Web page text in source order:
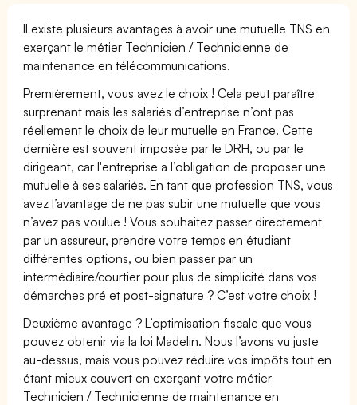
Il existe plusieurs avantages à avoir une mutuelle TNS en
exerçant le métier Technicien / Technicienne de
maintenance en télécommunications.
Premièrement, vous avez le choix ! Cela peut paraître
surprenant mais les salariés d’entreprise n’ont pas
réellement le choix de leur mutuelle en France. Cette
dernière est souvent imposée par le DRH, ou par le
dirigeant, car l'entreprise a l’obligation de proposer une
mutuelle à ses salariés. En tant que profession TNS, vous
avez l’avantage de ne pas subir une mutuelle que vous
n’avez pas voulue ! Vous souhaitez passer directement
par un assureur, prendre votre temps en étudiant
différentes options, ou bien passer par un
intermédiaire/courtier pour plus de simplicité dans vos
démarches pré et post-signature ? C’est votre choix !
Deuxième avantage ? L’optimisation fiscale que vous
pouvez obtenir via la loi Madelin. Nous l’avons vu juste
au-dessus, mais vous pouvez réduire vos impôts tout en
étant mieux couvert en exerçant votre métier
Technicien / Technicienne de maintenance en